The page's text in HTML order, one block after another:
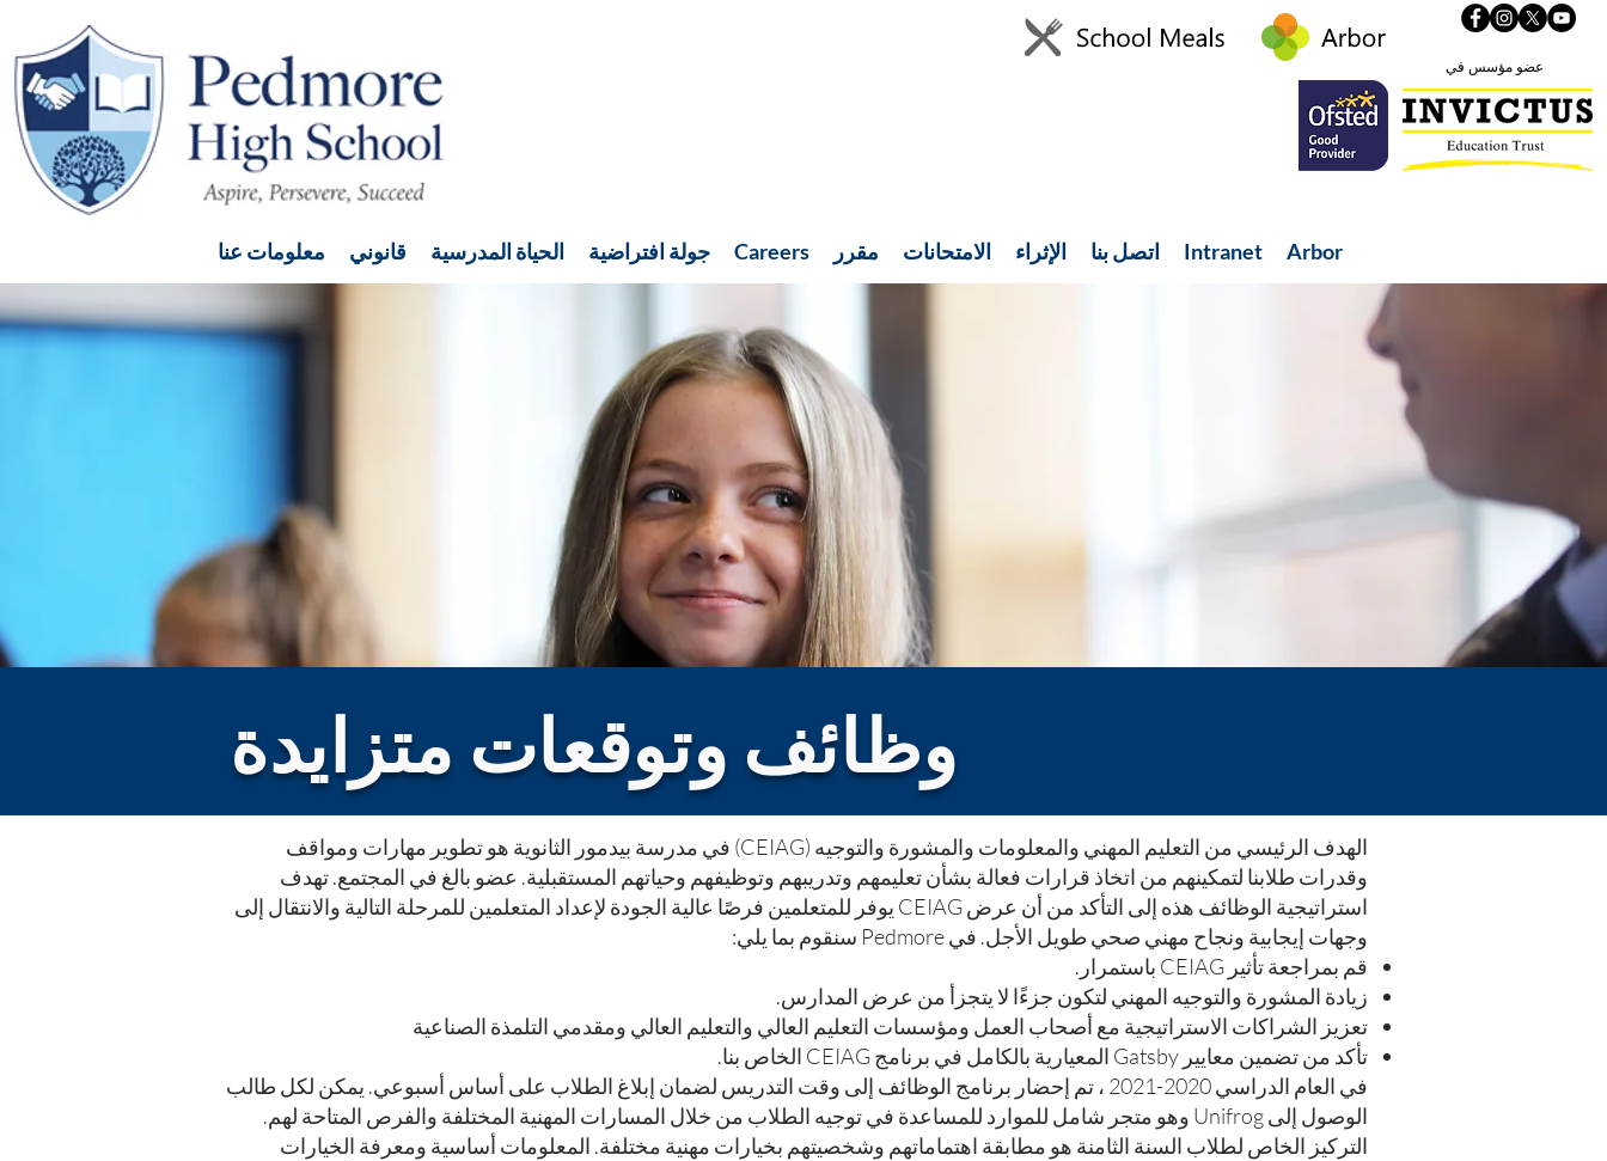
عضو مؤسس في
معلومات عنا قانوني الحياة المدرسية جولة افتراضية Careers مقرر الامتحانات الإثراء اتصل بنا Intranet Arbor
أخبار حديثة
الحياة المدرسية
وظائف وتوقعات متزايدة
الهدف الرئيسي من التعليم المهني والمعلومات والمشورة والتوجيه (CEIAG) في مدرسة بيدمور الثانوية هو تطوير مهارات ومواقف
وقدرات طلابنا لتمكينهم من اتخاذ قرارات فعالة بشأن تعليمهم وتدريبهم وتوظيفهم وحياتهم المستقبلية. عضو بالغ في المجتمع. تهدف
استراتيجية الوظائف هذه إلى التأكد من أن عرض CEIAG يوفر للمتعلمين فرصًا عالية الجودة لإعداد المتعلمين للمرحلة التالية والانتقال إلى
وجهات إيجابية ونجاح مهني صحي طويل الأجل. في Pedmore سنقوم بما يلي:
قم بمراجعة تأثير CEIAG باستمرار.
زيادة المشورة والتوجيه المهني لتكون جزءًا لا يتجزأ من عرض المدارس.
تعزيز الشراكات الاستراتيجية مع أصحاب العمل ومؤسسات التعليم العالي والتعليم العالي ومقدمي التلمذة الصناعية
تأكد من تضمين معايير Gatsby المعيارية بالكامل في برنامج CEIAG الخاص بنا.
في العام الدراسي 2020-2021 ، تم إحضار برنامج الوظائف إلى وقت التدريس لضمان إبلاغ الطلاب على أساس أسبوعي. يمكن لكل طالب
الوصول إلى Unifrog وهو متجر شامل للموارد للمساعدة في توجيه الطلاب من خلال المسارات المهنية المختلفة والفرص المتاحة لهم.
التركيز الخاص لطلاب السنة الثامنة هو مطابقة اهتماماتهم وشخصيتهم بخيارات مهنية مختلفة. المعلومات أساسية ومعرفة الخيارات